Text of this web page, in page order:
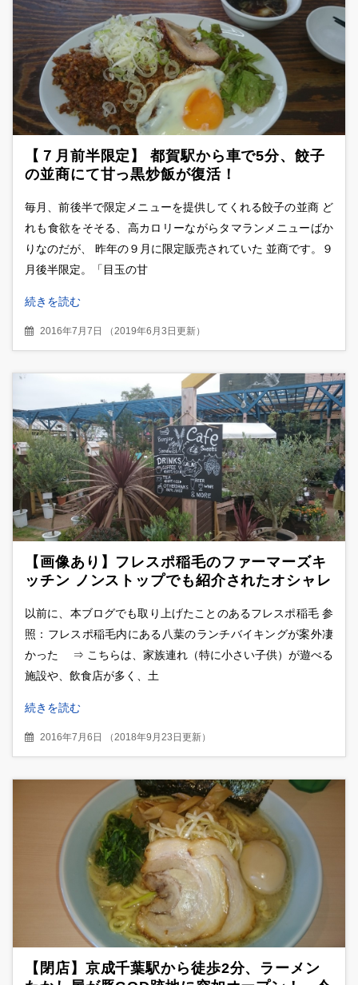
【７月前半限定】 都賀駅から車で5分、餃子
の並商にて甘っ黒炒飯が復活！
毎月、前後半で限定メニューを提供してくれる餃子の並商 ど
れも食欲をそそる、高カロリーながらタマランメニューばか
りなのだが、 昨年の９月に限定販売されていた 並商です。９
月後半限定。「目玉の甘
続きを読む
2016年7月7日 （2019年6月3日更新）
【画像あり】フレスポ稲毛のファーマーズキ
ッチン ノンストップでも紹介されたオシャレ
以前に、本ブログでも取り上げたことのあるフレスポ稲毛 参
照：フレスポ稲毛内にある八葉のランチバイキングが案外凄
かった ⇒ こちらは、家族連れ（特に小さい子供）が遊べる
施設や、飲食店が多く、土
続きを読む
2016年7月6日 （2018年9月23日更新）
【閉店】京成千葉駅から徒歩2分、ラーメン